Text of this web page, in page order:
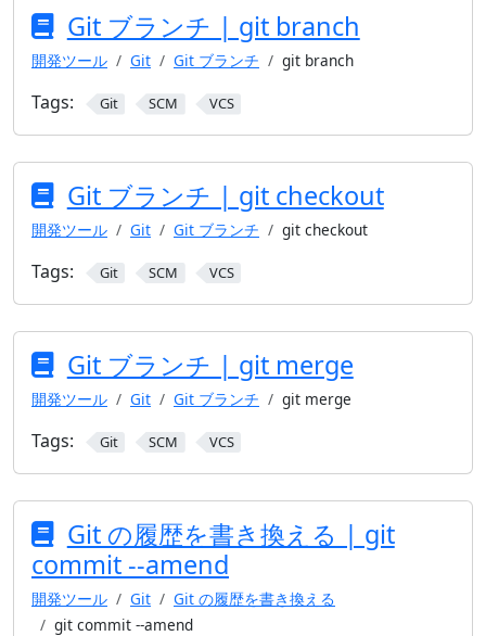
Git ブランチ | git branch
開発ツール Git Git ブランチ git branch
Tags: Git SCM VCS
Git ブランチ | git checkout
開発ツール Git Git ブランチ git checkout
Tags: Git SCM VCS
Git ブランチ | git merge
開発ツール Git Git ブランチ git merge
Tags: Git SCM VCS
Git の履歴を書き換える | git
commit --amend
開発ツール Git
Git の履歴を書き換える
git commit --amend